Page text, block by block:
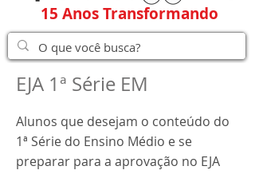
15 Anos Transformando
EJA 1ª Série EM
Alunos que desejam o conteúdo do
1ª Série do Ensino Médio e se
preparar para a aprovação no EJA